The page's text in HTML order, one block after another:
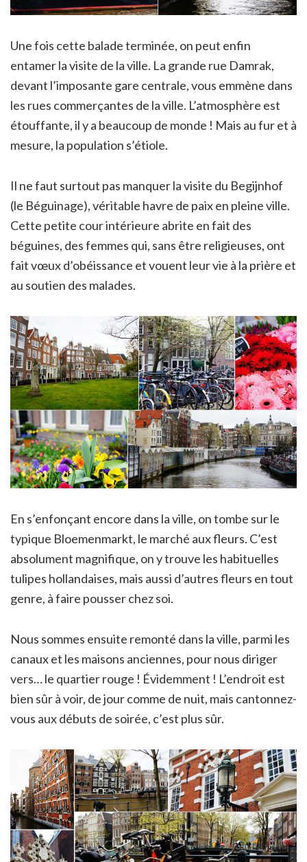
Une fois cette balade terminée, on peut enfin
entamer la visite de la ville. La grande rue Damrak,
devant l’imposante gare centrale, vous emmène dans
les rues commerçantes de la ville. L’atmosphère est
étouffante, il y a beaucoup de monde ! Mais au fur et à
mesure, la population s’étiole.
Il ne faut surtout pas manquer la visite du Begijnhof
(le Béguinage), véritable havre de paix en pleine ville.
Cette petite cour intérieure abrite en fait des
béguines, des femmes qui, sans être religieuses, ont
fait vœux d’obéissance et vouent leur vie à la prière et
au soutien des malades.
En s’enfonçant encore dans la ville, on tombe sur le
typique Bloemenmarkt, le marché aux fleurs. C’est
absolument magnifique, on y trouve les habituelles
tulipes hollandaises, mais aussi d’autres fleurs en tout
genre, à faire pousser chez soi.
Nous sommes ensuite remonté dans la ville, parmi les
canaux et les maisons anciennes, pour nous diriger
vers… le quartier rouge ! Évidemment ! L’endroit est
bien sûr à voir, de jour comme de nuit, mais cantonnez-
vous aux débuts de soirée, c’est plus sûr.